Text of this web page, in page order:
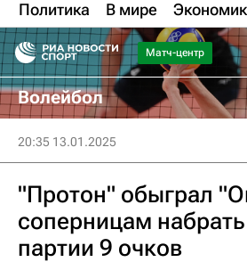
Политика В мире
Матч-центр
Волейбол
20:35 13.01.2025
"Протон" обыграл
соперницам
партии 9 очков